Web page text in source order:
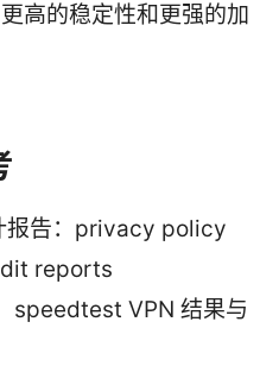
高的稳定性和更强的加
报告：privacy policy
reports
speedtest VPN 结果与